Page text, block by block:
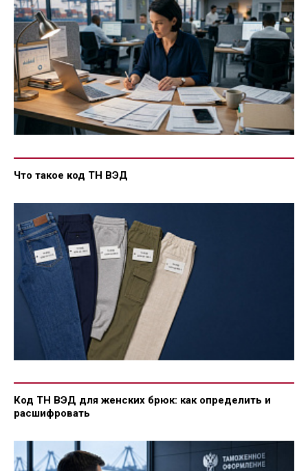
Что такое код ТН ВЭД
Код ТН ВЭД для женских брюк: как определить и
расшифровать